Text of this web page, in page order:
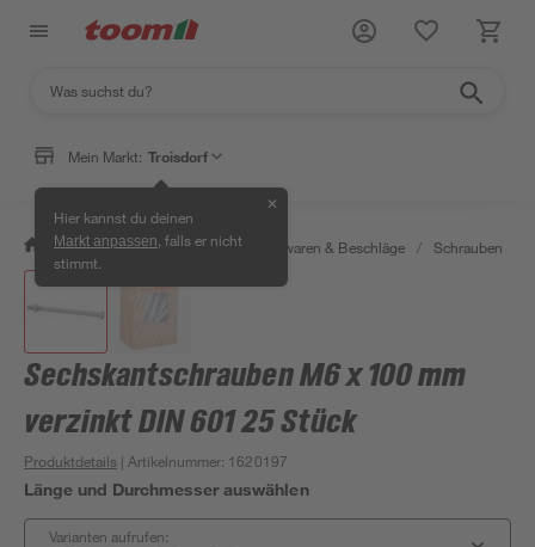
Mein Markt: Troisdorf
Hier kannst du deinen
Markt anpassen , falls er nicht
stimmt.
✕
/ Werkstatt & Maschinen / Eisenwaren & Beschläge / Schrauben
Sechskantschrauben M6 x 100 mm
verzinkt DIN 601 25 Stück
Produktdetails | Artikelnummer: 1620197
Länge und Durchmesser auswählen
Varianten aufrufen: